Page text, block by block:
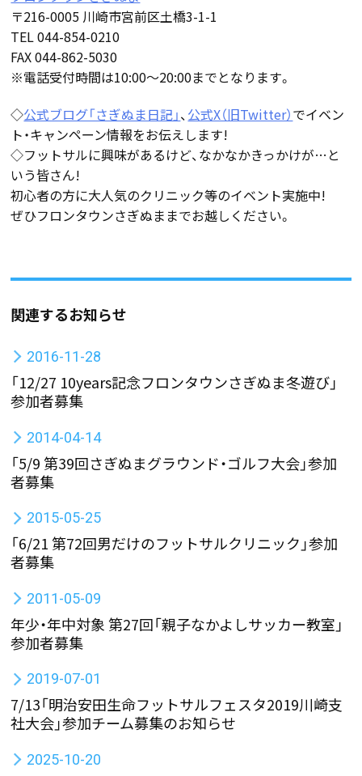
〒216-0005 川崎市宮前区土橋3-1-1
TEL 044-854-0210
FAX 044-862-5030
※電話受付時間は10:00～20:00までとなります。
◇公式ブログ「さぎぬま日記」、公式X（旧Twitter）でイベン
ト・キャンペーン情報をお伝えします!
◇フットサルに興味があるけど、なかなかきっかけが…と
いう皆さん!
初心者の方に大人気のクリニック等のイベント実施中!
ぜひフロンタウンさぎぬままでお越しください。
関連するお知らせ
2016-11-28
「12/27 10years記念フロンタウンさぎぬま冬遊び」
参加者募集
2014-04-14
「5/9 第39回さぎぬまグラウンド・ゴルフ大会」参加
者募集
2015-05-25
「6/21 第72回男だけのフットサルクリニック」参加
者募集
2011-05-09
年少・年中対象 第27回「親子なかよしサッカー教室」
参加者募集
2019-07-01
7/13「明治安田生命フットサルフェスタ2019川崎支
社大会」参加チーム募集のお知らせ
2025-10-20